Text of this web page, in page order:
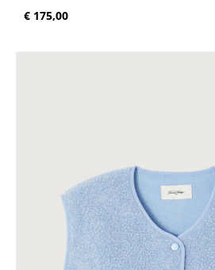
Normale prijs:
€ 175,00